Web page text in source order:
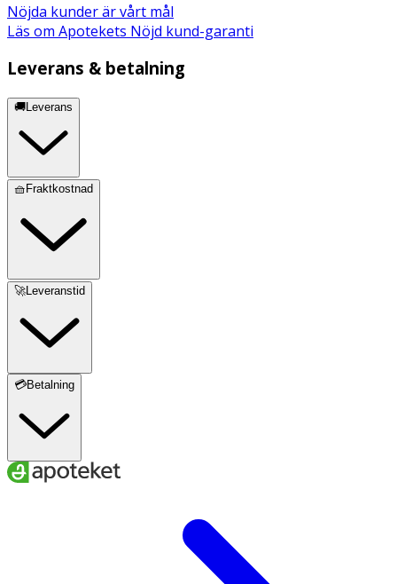
Nöjda kunder är vårt mål
Läs om Apotekets Nöjd kund-garanti
Leverans & betalning
🚚Leverans
🧺Fraktkostnad
🚀Leveranstid
💳Betalning